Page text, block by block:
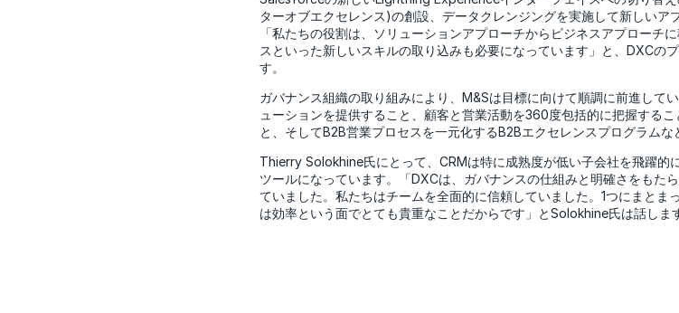
ターオブエクセレンス)の創設、データクレンジングを実施して新しいア
「私たちの役割は、ソリューションアプローチからビジネスアプローチ
スといった新しいスキルの取り込みも必要になっています」と、DXCの
す。
ガバナンス組織の取り組みにより、M&Sは目標に向けて順調に前進して
ューションを提供すること、顧客と営業活動を360度包括的に把握する
と、そしてB2B営業プロセスを一元化するB2Bエクセレンスプログラムな
Thierry Solokhine氏にとって、CRMは特に成熟度が低い子会社を飛躍的
ツールになっています。「DXCは、ガバナンスの仕組みと明確さをもた
ていました。私たちはチームを全面的に信頼していました。1つにまと
は効率という面でとても貴重なことだからです」とSolokhine氏は話しま